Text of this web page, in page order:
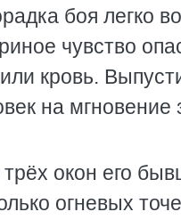
боя легко
чувство
кровь.
на
окон его
огневых